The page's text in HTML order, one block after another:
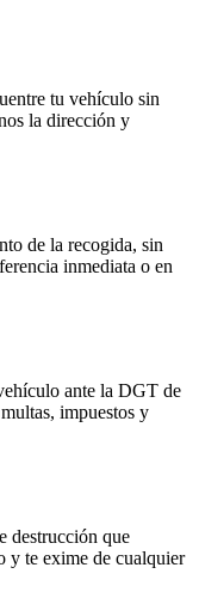
tu vehículo sin
la dirección y
de la recogida, sin
inmediata o en
ante la DGT de
impuestos y
destrucción que
y te exime de cualquier